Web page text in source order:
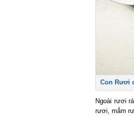
Con Rươi
Ngoài rươi
rươi, mắm